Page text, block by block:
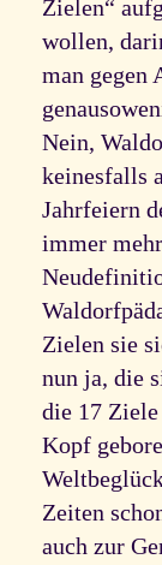
Zielen“
wollen,
man gegen
Nein,
keinesfalls
Jahrfeiern
immer
Zielen sie
nun ja, die
die 17 Ziele
Kopf
Zeiten
auch zur